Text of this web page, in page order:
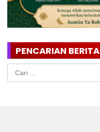
PENCARIAN BERITA
Cari
untuk: